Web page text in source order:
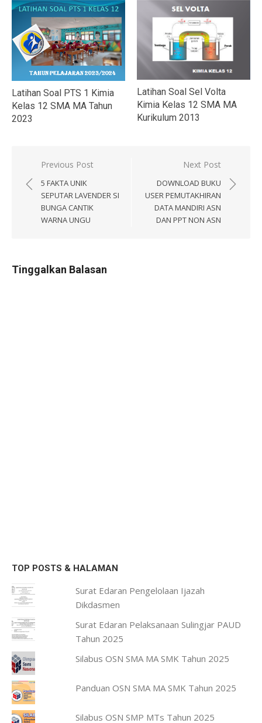
Latihan Soal PTS 1 Kimia
Kelas 12 SMA MA Tahun
2023
Latihan Soal Sel Volta
Kimia Kelas 12 SMA MA
Kurikulum 2013
Navigasi
pos
Previous Post
5 FAKTA UNIK
SEPUTAR LAVENDER SI
BUNGA CANTIK
WARNA UNGU
Next Post
DOWNLOAD BUKU
USER PEMUTAKHIRAN
DATA MANDIRI ASN
DAN PPT NON ASN
Tinggalkan Balasan
TOP POSTS & HALAMAN
Surat Edaran Pengelolaan Ijazah
Dikdasmen
Surat Edaran Pelaksanaan Sulingjar PAUD
Tahun 2025
Silabus OSN SMA MA SMK Tahun 2025
Panduan OSN SMA MA SMK Tahun 2025
Silabus OSN SMP MTs Tahun 2025